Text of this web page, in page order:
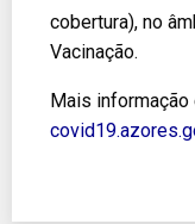
cobertura), no
Vacinação.
Mais informação